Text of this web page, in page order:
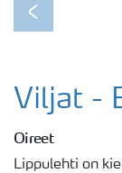
Previous
Viljat -
Oireet
Lippulehti on